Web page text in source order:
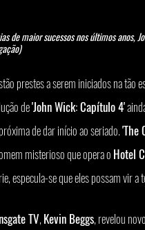
de maior sucessos nos últimos anos,
prestes a serem iniciados na tão
de 'John Wick: Capítulo 4'
de dar início ao seriado. 'The
misterioso que opera o Hotel
especula-se que eles possam vir
TV, Kevin Beggs, revelou